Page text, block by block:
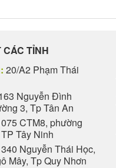
TỈNH
20/A2 Phạm Thái
Nguyễn Đình
3, Tp Tân An
CTM8, phường
Tây Ninh
340 Nguyễn Thái Học,
Mây, Tp Quy Nhơn